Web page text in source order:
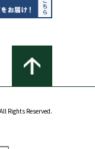
Rights Reserved.